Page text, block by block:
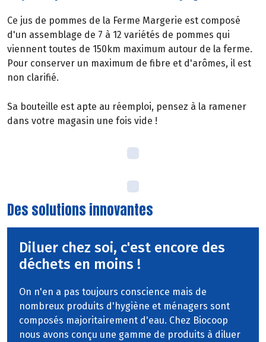
Ce jus de pommes de la Ferme Margerie est composé
d'un assemblage de 7 à 12 variétés de pommes qui
viennent toutes de 150km maximum autour de la ferme.
Pour conserver un maximum de fibre et d'arômes, il est
non clarifié.
Sa bouteille est apte au réemploi, pensez à la ramener
dans votre magasin une fois vide !
Des solutions innovantes
Diluer chez soi, c'est encore des
déchets en moins !
On n'en a pas toujours conscience mais de
nombreux produits d'hygiène et ménagers sont
composés majoritairement d'eau. Chez Biocoop
nous avons conçu une gamme de produits à diluer